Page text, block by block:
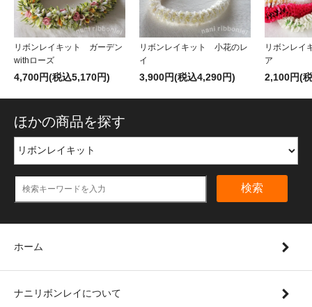
リボンレイキット ガーデン
withローズ
4,700円(税込5,170円)
リボンレイキット 小花のレ
イ
3,900円(税込4,290円)
リボンレ
ア
2,100円(
ほかの商品を探す
検索
ホーム
ナニリボンレイについて